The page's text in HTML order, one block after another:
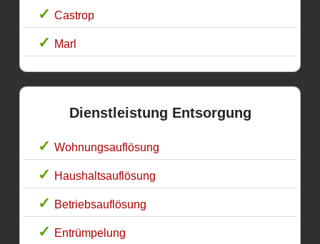
Castrop
Marl
Dienstleistung Entsorgung
Wohnungsauflösung
Haushaltsauflösung
Betriebsauflösung
Entrümpelung